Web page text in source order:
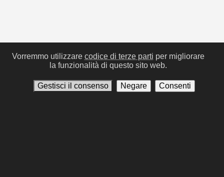
Vorremmo utilizzare codice di terze parti per migliorare
la funzionalità di questo sito web.
Gestisci il consenso Negare Consenti